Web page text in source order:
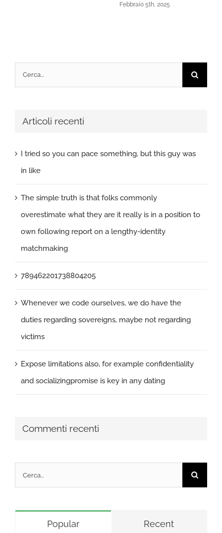
Febbraio 5th, 2025
per:
Articoli recenti
I tried so you can pace something, but this guy was
in like
The simple truth is that folks commonly
overestimate what they are it really is in a position to
own following report on a lengthy-identity
matchmaking
789462201738804205
Whenever we code ourselves, we do have the
duties regarding sovereigns, maybe not regarding
victims
Expose limitations also, for example confidentiality
and socializingpromise is key in any dating
Commenti recenti
per:
Popular Recent